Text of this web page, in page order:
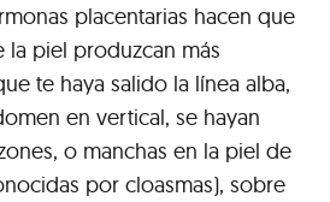
placentarias hacen que
la piel produzcan más
te haya salido la línea alba,
en vertical, se hayan
o manchas en la piel de
por cloasmas), sobre